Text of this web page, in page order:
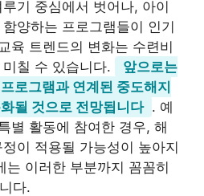
기 중심에서 벗어나, 아이
양하는 프로그램들이 인기
육 트렌드의 변화는 수련비
칠 수 있습니다.
앞으로는
로그램과 연계된 중도해지
될 것으로 전망됩니다 . 예
별 활동에 참여한 경우, 해
이 적용될 가능성이 높아지
는 이러한 부분까지 꼼꼼히
다.